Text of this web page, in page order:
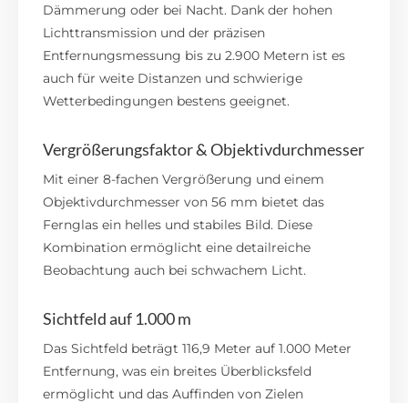
Dämmerung oder bei Nacht. Dank der hohen
Lichttransmission und der präzisen
Entfernungsmessung bis zu 2.900 Metern ist es
auch für weite Distanzen und schwierige
Wetterbedingungen bestens geeignet.
Vergrößerungsfaktor & Objektivdurchmesser
Mit einer 8-fachen Vergrößerung und einem
Objektivdurchmesser von 56 mm bietet das
Fernglas ein helles und stabiles Bild. Diese
Kombination ermöglicht eine detailreiche
Beobachtung auch bei schwachem Licht.
Sichtfeld auf 1.000 m
Das Sichtfeld beträgt 116,9 Meter auf 1.000 Meter
Entfernung, was ein breites Überblicksfeld
ermöglicht und das Auffinden von Zielen